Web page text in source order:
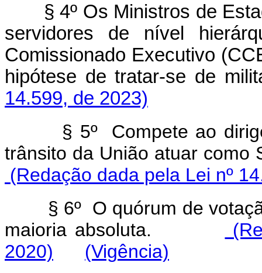
§ 4º Os Ministros de
servidores de nível
Comissionado Executivo
hipótese de tratar-se de
14.599, de 2023)
§ 5º Compete ao
trânsito da União atuar
(Redação dada pela Lei nº
§ 6º O quórum de
maioria absoluta.
2020)
(Vigência)